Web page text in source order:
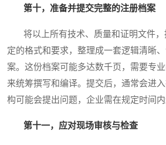
第十，准备并提交完整的注册档案
将以上所有技术、质量和证明文件，
定的格式和要求，整理成一套逻辑清晰
案。这份档案可能多达数千页，需要专
来统筹撰写和编译。提交后，通常会进
构可能会提出问题，企业需在规定时间内
第十一，应对现场审核与检查